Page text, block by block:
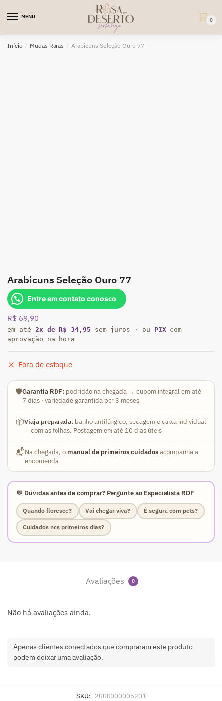
MENU
0
Início / Mudas Raras / Arabicuns Seleção Ouro 77
Arabicuns Seleção Ouro 77
Entre em contato conosco
R$ 69,90
em até 2x de R$ 34,95 sem juros · ou PIX com
aprovação na hora
Fora de estoque
🛡️Garantia RDF: podridão na chegada → cupom integral em até
7 dias · variedade garantida por 3 meses
📦Viaja preparada: banho antifúngico, secagem e caixa individual
— com as folhas. Postagem em até 10 dias úteis
📬Na chegada, o manual de primeiros cuidadosacompanha a
encomenda
💬 Dúvidas antes de comprar? Pergunte ao Especialista RDF
Quando floresce? Vai chegar viva? É segura com pets?
Cuidados nos primeiros dias?
Avaliações 0
Não há avaliações ainda.
Apenas clientes conectados que compraram este produto
podem deixar uma avaliação.
SKU: 2000000005201